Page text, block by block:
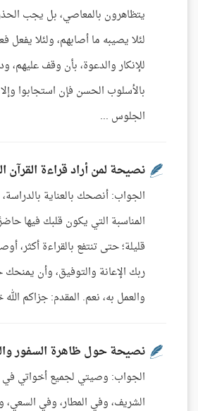
يتظاهرون بالمعاصي، بل يجب
لئلا يصيبه ما أصابهم، ولئلا يفعل
للإنكار والدعوة، بأن وقف
بالأسلوب الحسن فإن استجابوا
الجلوس ...
نصيحة لمن أراد قراءة القرآن
الجواب: أنصحك بالعناية
المناسبة التي يكون قلبك فيها
قليلة؛ حتى تنتفع بالقراءة أكثر،
ربك الإعانة والتوفيق، وأن يمنحك
والعمل به، نعم. المقدم: جزاكم الله
نصيحة حول ظاهرة السفور
الجواب: وصيتي لجميع أخواتي في
الشريف، وفي المطار، وفي السعي،